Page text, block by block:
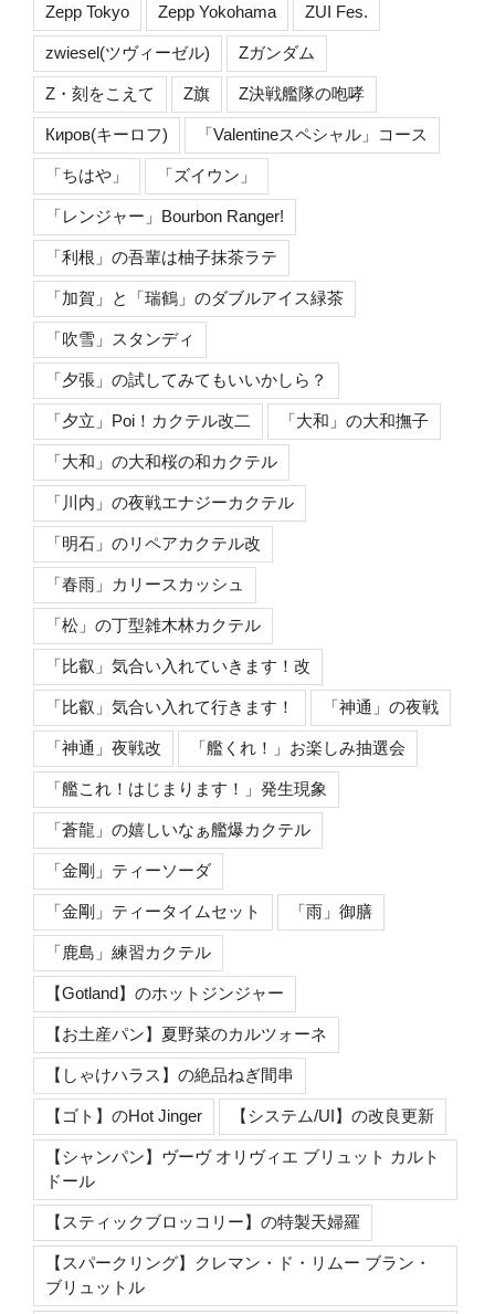
Zepp Tokyo Zepp Yokohama ZUI Fes.
zwiesel(ツヴィーゼル) Zガンダム
Z・刻をこえて Z旗 Z決戦艦隊の咆哮
Киров(キーロフ) 「Valentineスペシャル」コース
「ちはや」 「ズイウン」
「レンジャー」Bourbon Ranger!
「利根」の吾輩は柚子抹茶ラテ
「加賀」と「瑞鶴」のダブルアイス緑茶
「吹雪」スタンディ
「夕張」の試してみてもいいかしら？
「夕立」Poi！カクテル改二 「大和」の大和撫子
「大和」の大和桜の和カクテル
「川内」の夜戦エナジーカクテル
「明石」のリペアカクテル改
「春雨」カリースカッシュ
「松」の丁型雑木林カクテル
「比叡」気合い入れていきます！改
「比叡」気合い入れて行きます！ 「神通」の夜戦
「神通」夜戦改 「艦くれ！」お楽しみ抽選会
「艦これ！はじまります！」発生現象
「蒼龍」の嬉しいなぁ艦爆カクテル
「金剛」ティーソーダ
「金剛」ティータイムセット 「雨」御膳
「鹿島」練習カクテル
【Gotland】のホットジンジャー
【お土産パン】夏野菜のカルツォーネ
【しゃけハラス】の絶品ねぎ間串
【ゴト】のHot Jinger 【システム/UI】の改良更新
【シャンパン】ヴーヴ オリヴィエ ブリュット カルト
ドール
【スティックブロッコリー】の特製天婦羅
【スパークリング】クレマン・ド・リムー ブラン・
ブリュットル